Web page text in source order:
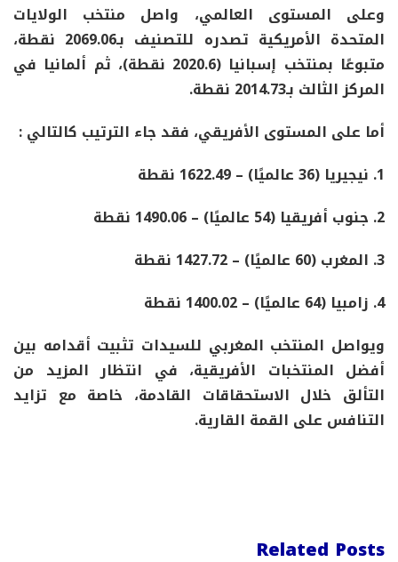
وعلى المستوى العالمي، واصل منتخب الولايات
المتحدة الأمريكية تصدره للتصنيف بـ2069.06 نقطة
،
متبوعًا بمنتخب إسبانيا (2020.6 نقطة)، ثم ألمانيا في
المركز الثالث بـ2014.73 نقطة
.
أما على المستوى الأفريقي، فقد جاء الترتيب كالتالي :
1. نيجيريا (36 عالميًا) –
1622.49 نقطة
2. جنوب أفريقيا (54 عالميًا) –
1490.06 نقطة
3. المغرب(60 عالميًا) –
1427.72 نقطة
4. زامبيا (64 عالميًا) –
1400.02 نقطة
ويواصل المنتخب المغربي للسيدات تثبيت أقدامه بين
أفضل المنتخبات الأفريقية، في انتظار المزيد من
التألق خلال الاستحقاقات القادمة، خاصة مع تزايد
التنافس على القمة القارية.
Related Posts